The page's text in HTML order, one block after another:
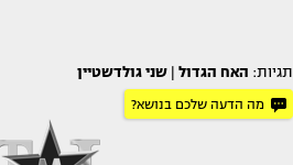
תגיות: האח הגדול שני גולדשטיין
מה הדעה שלכם בנושא?